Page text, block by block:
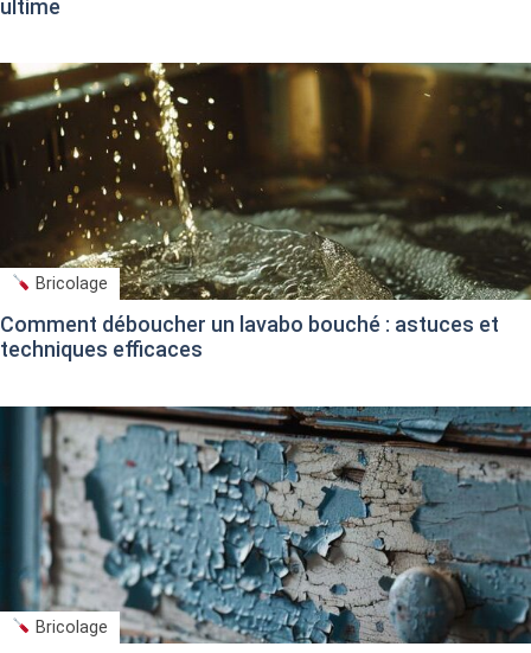
ultime
Bricolage
Comment déboucher un lavabo bouché : astuces et
techniques efficaces
Bricolage